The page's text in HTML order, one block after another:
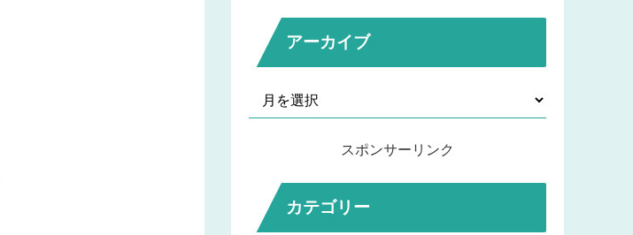
アーカイブ
スポンサーリンク
カテゴリー